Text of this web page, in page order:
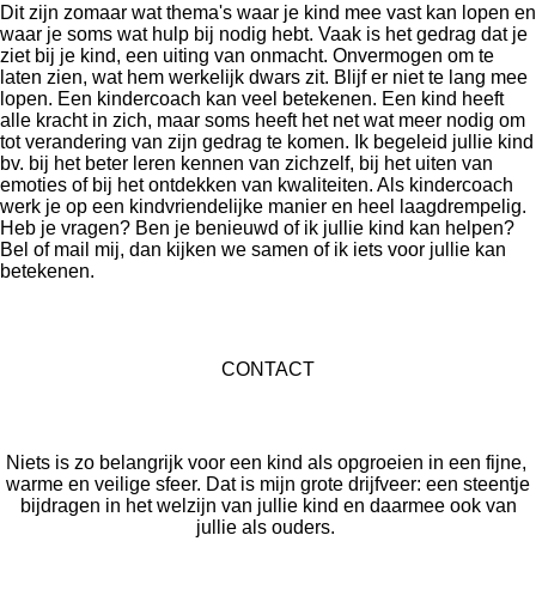
Dit zijn zomaar wat thema's waar je kind mee vast kan lopen en
waar je soms wat hulp bij nodig hebt. Vaak is het gedrag dat je
ziet bij je kind, een uiting van onmacht. Onvermogen om te
laten zien, wat hem werkelijk dwars zit. Blijf er niet te lang mee
lopen. Een kindercoach kan veel betekenen. Een kind heeft
alle kracht in zich, maar soms heeft het net wat meer nodig om
tot verandering van zijn gedrag te komen. Ik begeleid jullie kind
bv. bij het beter leren kennen van zichzelf, bij het uiten van
emoties of bij het ontdekken van kwaliteiten. Als kindercoach
werk je op een kindvriendelijke manier en heel laagdrempelig.
Heb je vragen? Ben je benieuwd of ik jullie kind kan helpen?
Bel of mail mij, dan kijken we samen of ik iets voor jullie kan
betekenen.
CONTACT
Niets is zo belangrijk voor een kind als opgroeien in een fijne,
warme en veilige sfeer. Dat is mijn grote drijfveer: een steentje
bijdragen in het welzijn van jullie kind en daarmee ook van
jullie als ouders.